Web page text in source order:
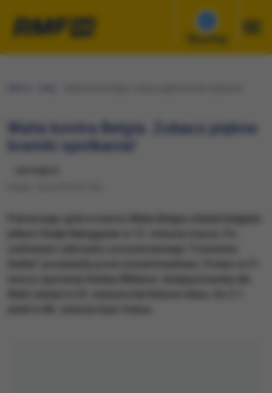
Słuchaj
Walia kontra Belgia. Zobacz piękne
bramki spotkania!